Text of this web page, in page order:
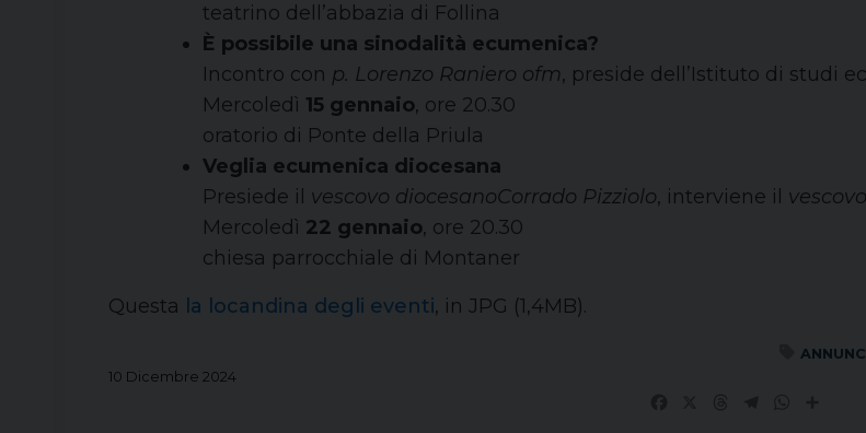
teatrino dell’abbazia di Follina
È possibile una sinodalità ecumenica?
Incontro con p. Lorenzo Raniero ofm, preside dell’Istituto di studi
Mercoledì 15 gennaio, ore 20.30
oratorio di Ponte della Priula
Veglia ecumenica diocesana
Presiede il vescovo diocesanoCorrado Pizziolo, interviene il
Mercoledì 22 gennaio, ore 20.30
chiesa parrocchiale di Montaner
Questa la locandina degli eventi, in JPG (1,4MB).
10 Dicembre 2024